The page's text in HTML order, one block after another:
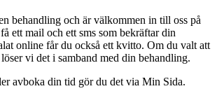
behandling och är välkommen in till oss på
ett mail och ett sms som bekräftar din
online får du också ett kvitto. Om du valt att
vi det i samband med din behandling.
avboka din tid gör du det via Min Sida.